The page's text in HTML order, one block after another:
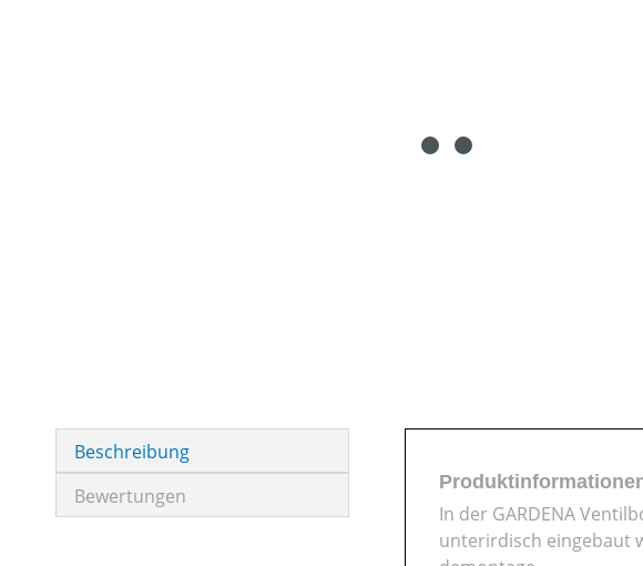
Beschreibung
Bewertungen
In der GARDENA
unterirdisch eingebaut